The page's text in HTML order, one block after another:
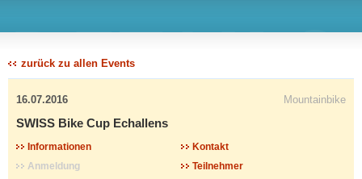
DETAILS
zurück zu allen Events
16.07.2016 Mountainbike
SWISS Bike Cup Echallens
Informationen
Kontakt
Anmeldung
Teilnehmer